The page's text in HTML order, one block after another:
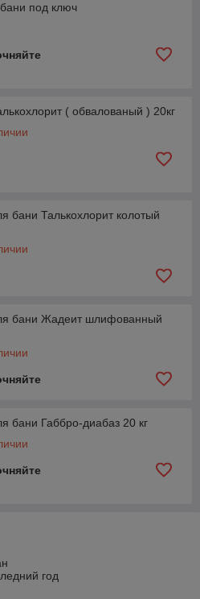
под ключ
( обвалованый ) 20кг
бани Талькохлорит колотый
бани Жадеит шлифованный
бани Габбро-диабаз 20 кг
год